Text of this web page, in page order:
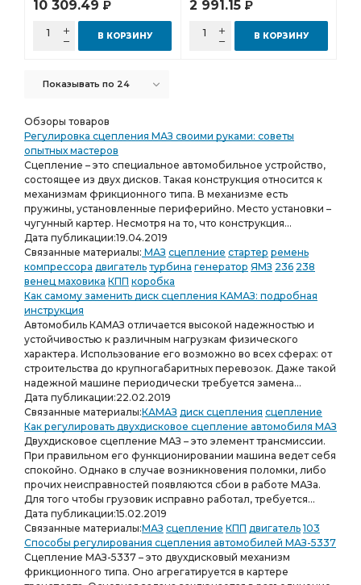
10 309.49 Р
В КОРЗИНУ
2 991.15 Р
В КОРЗИНУ
Показывать по 24
Обзоры товаров
Регулировка сцепления МАЗ своими руками: советы
опытных мастеров
Сцепление – это специальное автомобильное устройство,
состоящее из двух дисков. Такая конструкция относится к
механизмам фрикционного типа. В механизме есть
пружины, установленные периферийно. Место установки –
чугунный картер. Несмотря на то, что конструкция...
Дата публикации:19.04.2019
Связанные материалы: МАЗ сцепление стартер ремень
компрессора двигатель турбина генератор ЯМЗ 236 238
венец маховика КПП коробка
Как самому заменить диск сцепления КАМАЗ: подробная
инструкция
Автомобиль КАМАЗ отличается высокой надежностью и
устойчивостью к различным нагрузкам физического
характера. Использование его возможно во всех сферах: от
строительства до крупногабаритных перевозок. Даже такой
надежной машине периодически требуется замена...
Дата публикации:22.02.2019
Связанные материалы:КАМАЗ диск сцепления сцепление
Как регулировать двухдисковое сцепление автомобиля МАЗ
Двухдисковое сцепление МАЗ – это элемент трансмиссии.
При правильном его функционировании машина ведет себя
спокойно. Однако в случае возникновения поломки, либо
прочих неисправностей появляются сбои в работе МАЗа.
Для того чтобы грузовик исправно работал, требуется...
Дата публикации:15.02.2019
Связанные материалы:МАЗ сцепление КПП двигатель 103
Способы регулирования сцепления автомобилей МАЗ-5337
Сцепление МАЗ-5337 – это двухдисковый механизм
фрикционного типа. Оно агрегатируется в картере